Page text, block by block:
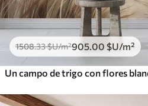
1508.33$U/m²905 .00 $U/m²